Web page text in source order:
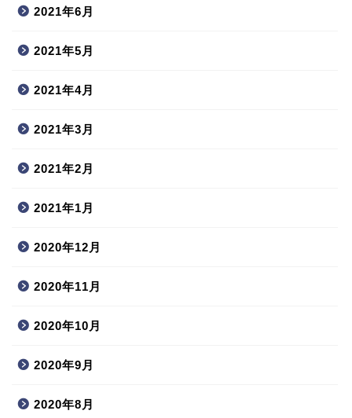
2021年6月
2021年5月
2021年4月
2021年3月
2021年2月
2021年1月
2020年12月
2020年11月
2020年10月
2020年9月
2020年8月